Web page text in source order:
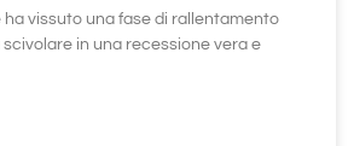
ha vissuto una fase di rallentamento
scivolare in una recessione vera e